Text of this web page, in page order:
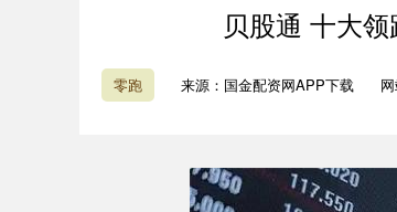
贝股通 十大
零跑 来源：国金配资网APP下载